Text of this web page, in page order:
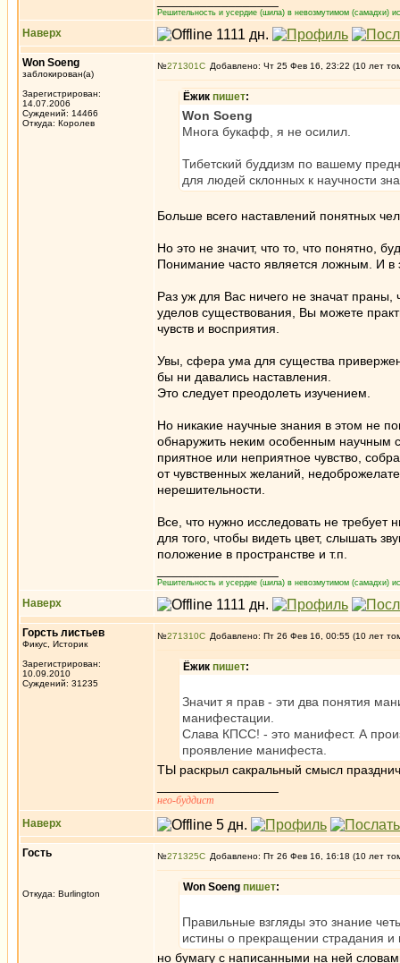
Решительность и усердие (шила) в невозмутимом (самадхи)
Наверх
Won Soeng
заблокирован(а)
Зарегистрирован:
14.07.2006
Суждений: 14466
Откуда: Королев
№271301 Добавлено: Чт 25 Фев 16, 23:22 (10 лет
Ёжик пишет:
Won Soeng
Многа букафф, я не осилил.
Тибетский буддизм по вашему
для людей склонных к научности
Больше всего наставлений понятных
Но это не значит, что то, что понятно,
Понимание часто является ложным. И в
Раз уж для Вас ничего не значат
уделов существования, Вы можете
чувств и восприятия.
Увы, сфера ума для существа
бы ни давались наставления.
Это следует преодолеть изучением.
Но никакие научные знания в этом не
обнаружить неким особенным научным
приятное или неприятное чувство,
от чувственных желаний,
нерешительности.
Все, что нужно исследовать не требует
для того, чтобы видеть цвет, слышать
положение в пространстве и т.п.
Решительность и усердие (шила) в невозмутимом (самадхи)
Наверх
Горсть листьев
Фикус, Историк
Зарегистрирован:
10.09.2010
Суждений: 31235
№271310 Добавлено: Пт 26 Фев 16, 00:55 (10 лет
Ёжик пишет:
Значит я прав - эти два понятия
манифестации.
Слава КПСС! - это манифест. А
проявление манифеста.
ТЫ раскрыл сакральный смысл
нео-буддист
Наверх
Гость
Откуда: Burlington
№271325 Добавлено: Пт 26 Фев 16, 16:18 (10 лет
Won Soeng пишет:
Правильные взгляды это знание
истины о прекращении страдания
но бумагу с написанными на ней